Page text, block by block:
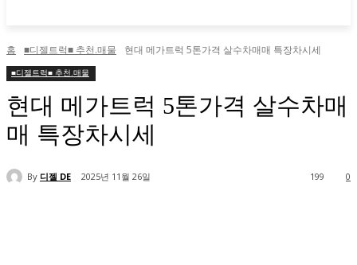
홈 ■디젤트럭■ 추천.매물 현대 메가트럭 5톤가격 살수차매매 특장차시세
■디젤트럭■ 추천.매물
현대 메가트럭 5톤가격 살수차매
매 특장차시세
By 디젤 DE 2025년 11월 26일 0
199